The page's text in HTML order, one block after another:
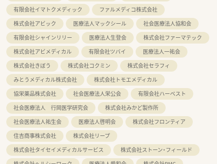
有限会社イマトクメディック
ファルメディコ株式会社
株式会社アビック
医療法人マックシール
社会医療法人協和会
有限会社シャインリリー
医療法人生登会
株式会社ファーマテック
株式会社アビメディカル
有限会社ツバイ
医療法人一祐会
株式会社きぼう
株式会社コクミン
株式会社セラフィ
みとうメディカル株式会社
株式会社トモエメディカル
協栄薬品株式会社
社会医療法人栄公会
有限会社ハーベスト
社会医療法人 行岡医学研究会
株式会社みかど製作所
社会医療法人祐生会
医療法人啓明会
株式会社フロンティア
住吉商事株式会社
株式会社リープ
株式会社タイセイメディカルサービス
株式会社ストーン・フィールド